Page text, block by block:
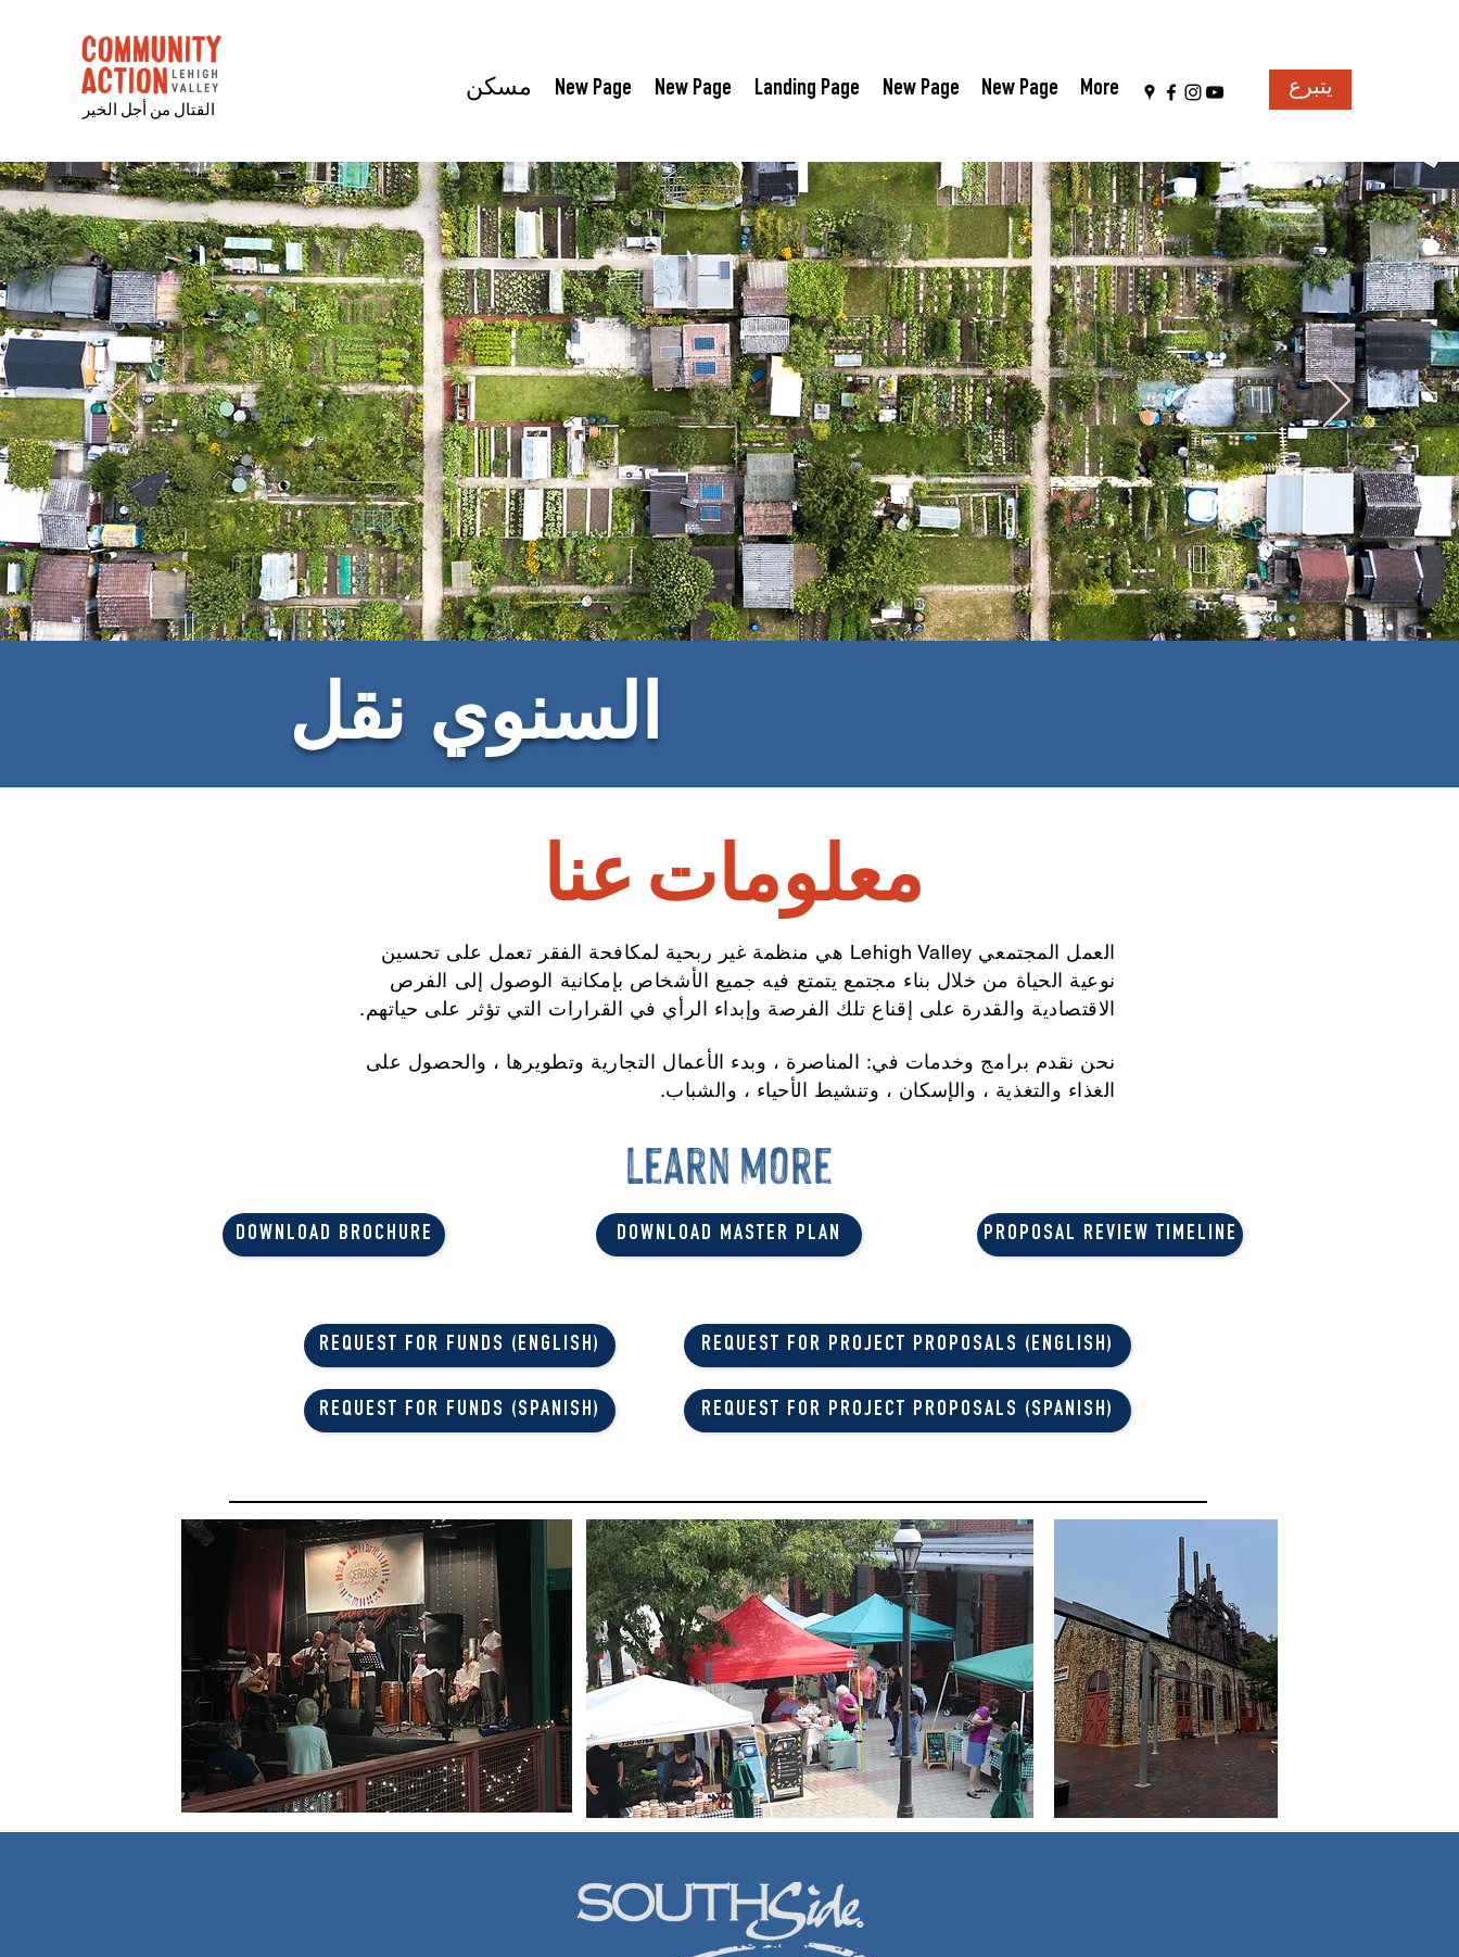
القتال من أجل الخير
يتبرع مسكن New Page New Page Landing Page New Page New Page More
السنوي نقل
معلومات عنا
العمل المجتمعي Lehigh Valley هي منظمة غير ربحية لمكافحة الفقر تعمل على تحسين
نوعية الحياة من خلال بناء مجتمع يتمتع فيه جميع الأشخاص بإمكانية الوصول إلى الفرص
الاقتصادية والقدرة على إقناع تلك الفرصة وإبداء الرأي في القرارات التي تؤثر على حياتهم.
نحن نقدم برامج وخدمات في: المناصرة ، وبدء الأعمال التجارية وتطويرها ، والحصول على
الغذاء والتغذية ، والإسكان ، وتنشيط الأحياء ، والشباب.
learn more
DOWNLOAD BROCHURE DOWNLOAD MASTER PLAN PROPOSAL REVIEW TIMELINE
REQUEST FOR FUNDS (ENGLISH)
REQUEST FOR FUNDS (SPANISH)
REQUEST FOR PROJECT PROPOSALS (ENGLISH)
REQUEST FOR PROJECT PROPOSALS (SPANISH)